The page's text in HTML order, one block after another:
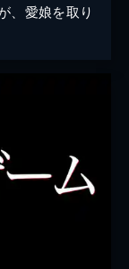
、愛娘を取り